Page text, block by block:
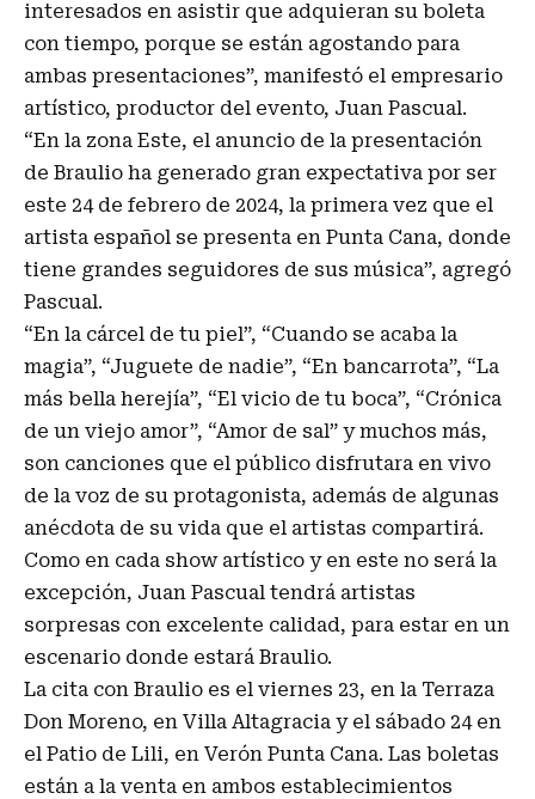
interesados en asistir que adquieran su boleta
con tiempo, porque se están agostando para
ambas presentaciones”, manifestó el empresario
artístico, productor del evento, Juan Pascual.
“En la zona Este, el anuncio de la presentación
de Braulio ha generado gran expectativa por ser
este 24 de febrero de 2024, la primera vez que el
artista español se presenta en Punta Cana, donde
tiene grandes seguidores de sus música”, agregó
Pascual.
“En la cárcel de tu piel”, “Cuando se acaba la
magia”, “Juguete de nadie”, “En bancarrota”, “La
más bella herejía”, “El vicio de tu boca”, “Crónica
de un viejo amor”, “Amor de sal” y muchos más,
son canciones que el público disfrutara en vivo
de la voz de su protagonista, además de algunas
anécdota de su vida que el artistas compartirá.
Como en cada show artístico y en este no será la
excepción, Juan Pascual tendrá artistas
sorpresas con excelente calidad, para estar en un
escenario donde estará Braulio.
La cita con Braulio es el viernes 23, en la Terraza
Don Moreno, en Villa Altagracia y el sábado 24 en
el Patio de Lili, en Verón Punta Cana. Las boletas
están a la venta en ambos establecimientos